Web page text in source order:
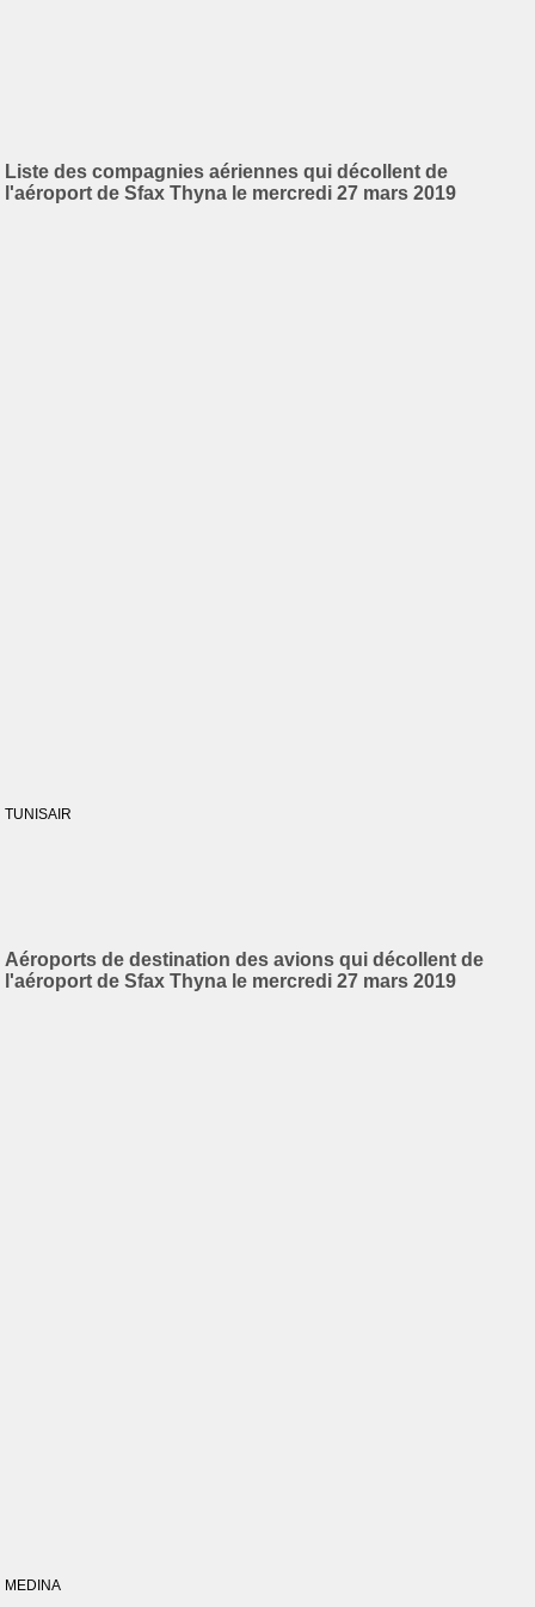
Liste des compagnies aériennes qui décollent de
l'aéroport de Sfax Thyna le mercredi 27 mars 2019
TUNISAIR
Aéroports de destination des avions qui décollent de
l'aéroport de Sfax Thyna le mercredi 27 mars 2019
MEDINA